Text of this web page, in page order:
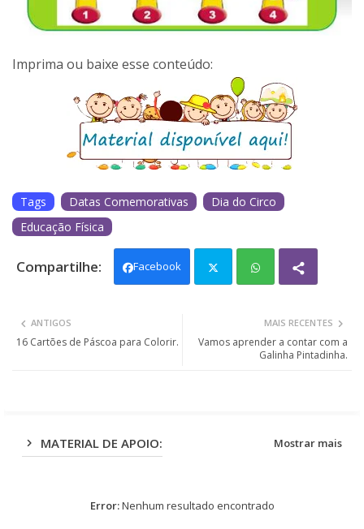
Imprima ou baixe esse conteúdo:
Tags Datas Comemorativas
Dia do Circo
Educação Física
Facebook
MAIS RECENTES
Vamos aprender a contar com a
Galinha Pintadinha.
ANTIGOS
16 Cartões de Páscoa para Colorir.
MATERIAL DE APOIO: Mostrar mais
Error:Nenhum resultado encontrado